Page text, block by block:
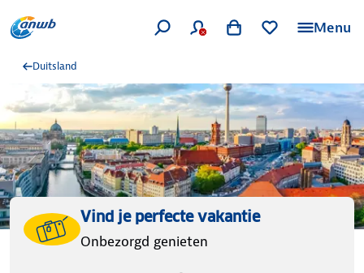
Menu
Duitsland
Vind je perfecte vakantie
Onbezorgd genieten